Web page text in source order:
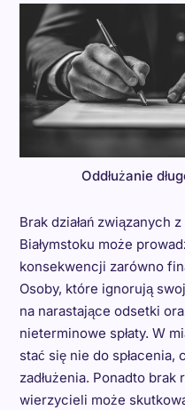
Oddłużanie
Brak działań związanych
Białymstoku może
konsekwencji zarówno
Osoby, które ignorują
na narastające odsetki
nieterminowe spłaty. W
stać się nie do
zadłużenia. Ponadto
wierzycieli może